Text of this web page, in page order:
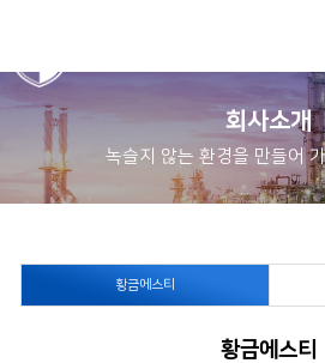
회사소개
녹슬지 않는 환경을 만들어
황금에스티
황금에스티